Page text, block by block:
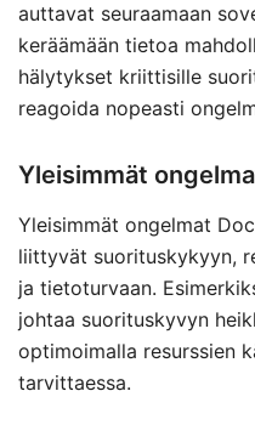
auttavat seuraamaan
keräämään tietoa
hälytykset kriittisille
reagoida nopeasti
Yleisimmät
Yleisimmät ongelmat
liittyvät suorituskykyyn,
ja tietoturvaan.
johtaa suorituskyvyn
optimoimalla resurssien
tarvittaessa.